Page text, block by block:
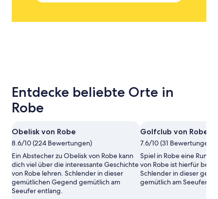
Entdecke beliebte Orte in
Robe
Obelisk von Robe
8.6/10 (224 Bewertungen)
Ein Abstecher zu Obelisk von Robe kann
dich viel über die interessante Geschichte
von Robe lehren. Schlender in dieser
gemütlichen Gegend gemütlich am
Seeufer entlang.
Golfclub von Robe
7.6/10 (31 Bewertungen)
Spiel in Robe eine
von Robe ist hierfür
Schlender in dieser
gemütlich am Seeufer